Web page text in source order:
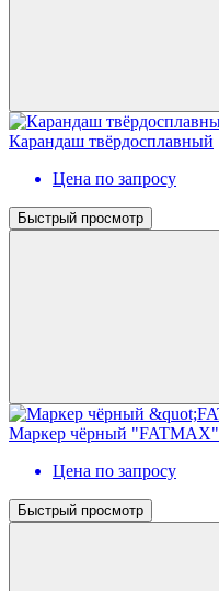
Карандаш твёрдосплавный
Цена по запросу
Быстрый просмотр
Маркер чёрный "FATMAX"
Цена по запросу
Быстрый просмотр